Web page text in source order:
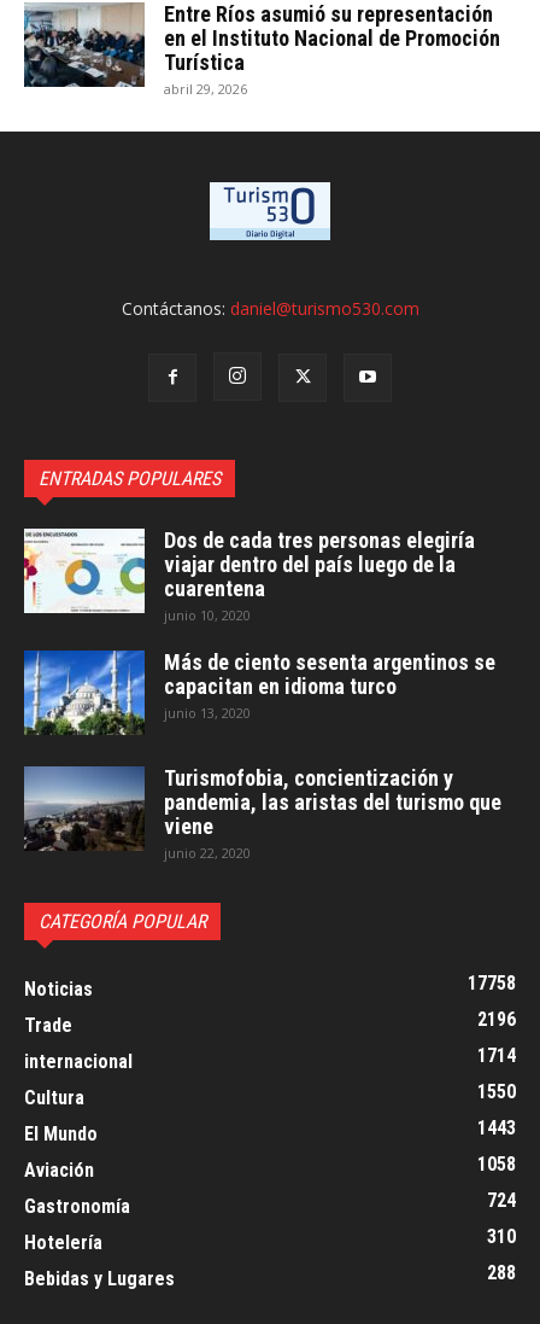
Entre Ríos asumió su representación
en el Instituto Nacional de Promoción
Turística
abril 29, 2026
Contáctanos: daniel@turismo530.com
ENTRADAS POPULARES
Dos de cada tres personas elegiría
viajar dentro del país luego de la
cuarentena
junio 10, 2020
Más de ciento sesenta argentinos se
capacitan en idioma turco
junio 13, 2020
Turismofobia, concientización y
pandemia, las aristas del turismo que
viene
junio 22, 2020
CATEGORÍA POPULAR
Noticias
17758
Trade
2196
internacional
1714
Cultura
1550
El Mundo
1443
Aviación
1058
Gastronomía
724
Hotelería
310
Bebidas y Lugares
288